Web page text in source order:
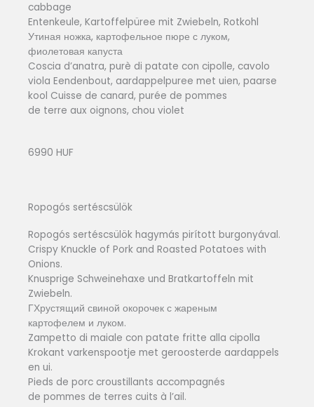
cabbage
Entenkeule, Kartoffelpüree mit Zwiebeln, Rotkohl
Утиная ножка, картофельное пюре с луком,
фиолетовая капуста
Coscia d’anatra, purè di patate con cipolle, cavolo
viola Eendenbout, aardappelpuree met uien, paarse
kool Cuisse de canard, purée de pommes
de terre aux oignons, chou violet
6990 HUF
Ropogós sertéscsülök
Ropogós sertéscsülök hagymás pirított burgonyával.
Crispy Knuckle of Pork and Roasted Potatoes with
Onions.
Knusprige Schweinehaxe und Bratkartoffeln mit
Zwiebeln.
ГХрустящий свиной окорочек с жареным
картофелем и луком.
Zampetto di maiale con patate fritte alla cipolla
Krokant varkenspootje met geroosterde aardappels
en ui.
Pieds de porc croustillants accompagnés
de pommes de terres cuits à l’ail.